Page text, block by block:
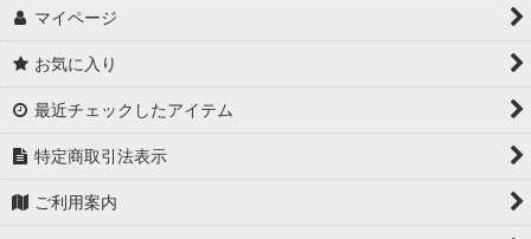
マイページ
お気に入り
最近チェックしたアイテム
特定商取引法表示
ご利用案内